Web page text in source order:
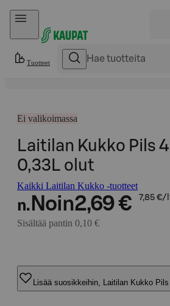
Hyppää sisältöön
Tuotteet
Ei valikoimassa
Laitilan Kukko Pils
0,33L olut
Kaikki Laitilan Kukko -tuotteet
n. Noin2,69 € 7,85 €/l
Sisältää pantin 0,10 €
Lisää suosikkeihin, Laitilan Kukko